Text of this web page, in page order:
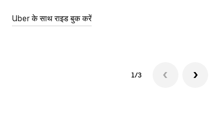
Uber के साथ राइड बुक करें
1/3